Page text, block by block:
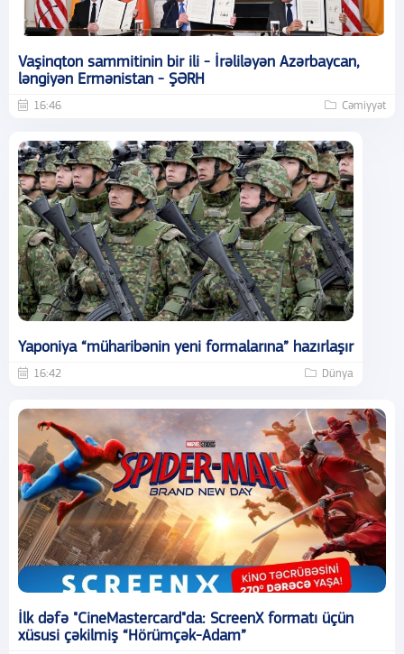
Vaşinqton sammitinin bir ili - İrəliləyən Azərbaycan,
ləngiyən Ermənistan - ŞƏRH
16:46 Cəmiyyət
Yaponiya “müharibənin yeni formalarına” hazırlaşır
16:42 Dünya
İlk dəfə "CineMastercard"da: ScreenX formatı üçün
xüsusi çəkilmiş “Hörümçək-Adam”